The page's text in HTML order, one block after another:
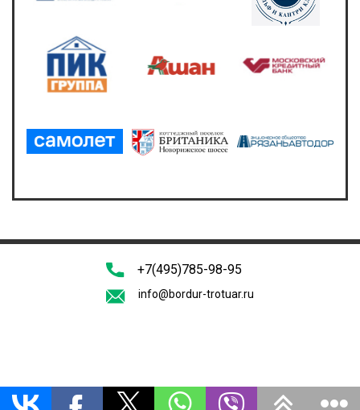
+7(495)785-98-95
info@bordur-trotuar.ru